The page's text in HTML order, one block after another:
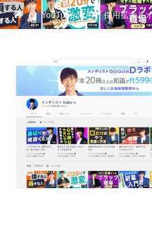
YouTube 活用 「採用拡大と